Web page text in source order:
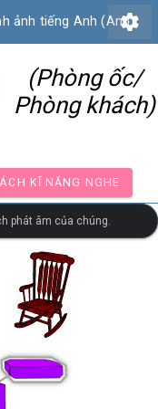
ảnh tiếng Anh (Anh)
settings
(Phòng ốc/
Phòng khách)
THÁCH KĨ NĂNG
phát âm của chúng.